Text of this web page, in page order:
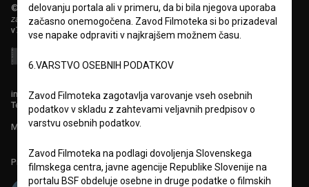
© 2018-2026, Filmoteka,
zavod za širjenje filmske kulture
v7.151.0
info@filmoteka.si
Tehnična pomoč: podpora@bsf.si
Mednarodna številka ISSN 2670-787X
Projekt sofinancira:
delovanju portala ali v primeru, da bi bila njegova uporaba
začasno onemogočena. Zavod Filmoteka si bo prizadeval
vse napake odpraviti v najkrajšem možnem času.
6.VARSTVO OSEBNIH PODATKOV
Zavod Filmoteka zagotavlja varovanje vseh osebnih
podatkov v skladu z zahtevami veljavnih predpisov o
varstvu osebnih podatkov.
Zavod Filmoteka na podlagi dovoljenja Slovenskega
filmskega centra, javne agencije Republike Slovenije na
portalu BSF obdeluje osebne in druge podatke o filmskih